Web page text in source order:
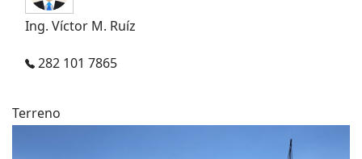
Ing. Víctor M. Ruíz
282 101 7865
Terreno